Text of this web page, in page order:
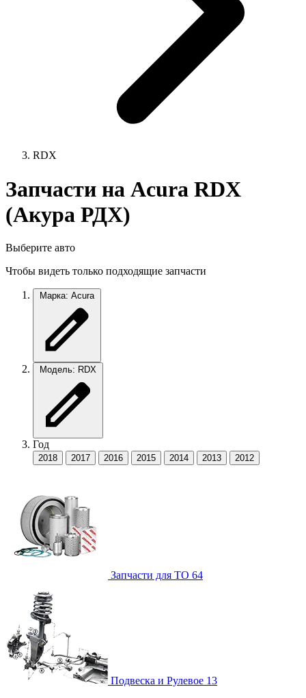
RDX
Запчасти на Acura RDX
(Акура РДХ)
Выберите авто
Чтобы видеть только подходящие запчасти
Марка: Acura
Модель: RDX
Год
2018 2017 2016 2015 2014 2013 2012
Запчасти для ТО 64
Подвеска и Рулевое 13